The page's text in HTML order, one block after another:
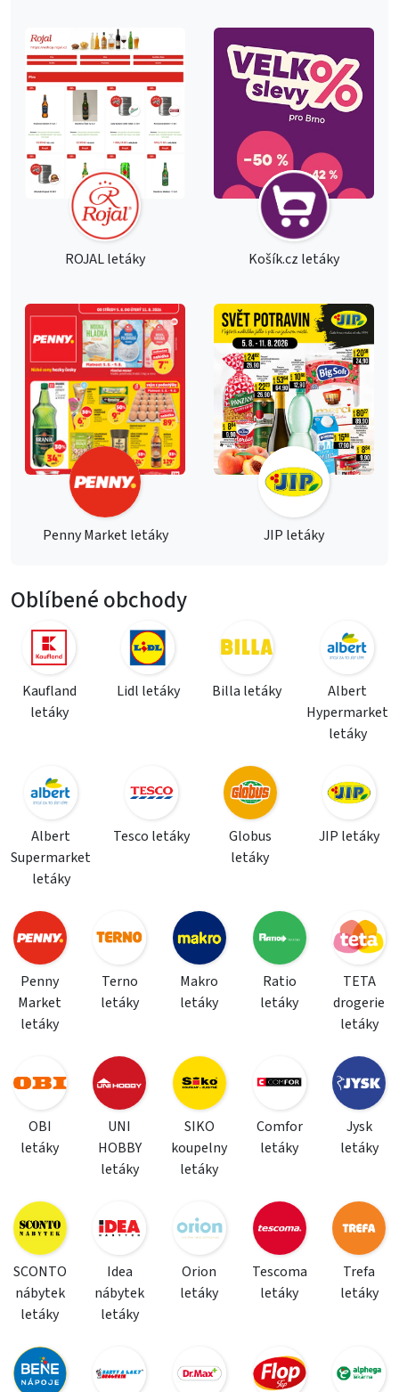
ROJAL letáky Košík.cz letáky
Penny Market letáky JIP letáky
Oblíbené obchody
Kaufland
letáky
Lidl letáky Billa letáky
Albert
Hypermarket
letáky
Albert
Supermarket
letáky
Tesco letáky
Globus
letáky
JIP letáky
Penny
Market
letáky
Terno
letáky
Makro
letáky
Ratio
letáky
TETA
drogerie
letáky
OBI
letáky
UNI
HOBBY
letáky
SIKO
koupelny
letáky
Comfor
letáky
Jysk
letáky
SCONTO
nábytek
letáky
Idea
nábytek
letáky
Orion
letáky
Tescoma
letáky
Trefa
letáky